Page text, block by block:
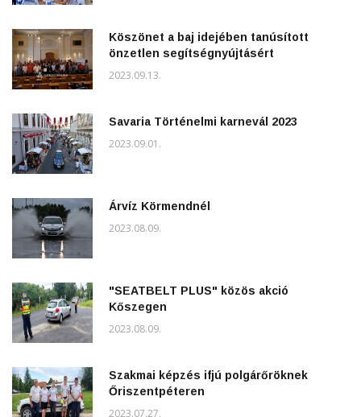
Köszönet a baj idejében tanúsított
önzetlen segítségnyújtásért
2023.09.13.
Savaria Történelmi karnevál 2023
2023.09.01.
Árvíz Körmendnél
2023.08.09.
"SEATBELT PLUS" közös akció
Kőszegen
2023.08.09.
Szakmai képzés ifjú polgárőröknek
Őriszentpéteren
2023.07.27.